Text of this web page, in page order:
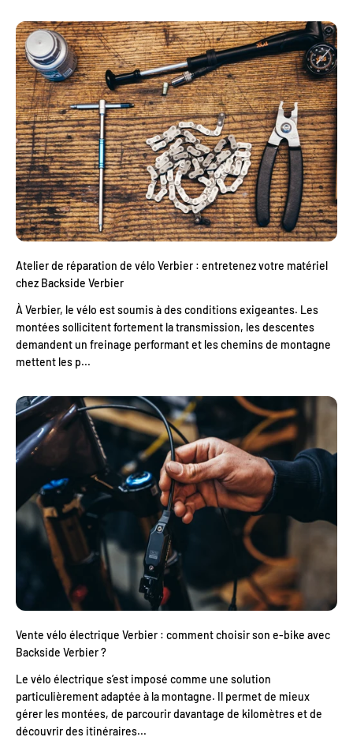
Atelier de réparation de vélo Verbier : entretenez votre matériel
chez Backside Verbier
À Verbier, le vélo est soumis à des conditions exigeantes. Les
montées sollicitent fortement la transmission, les descentes
demandent un freinage performant et les chemins de montagne
mettent les p...
Vente vélo électrique Verbier : comment choisir son e-bike avec
Backside Verbier ?
Le vélo électrique s’est imposé comme une solution
particulièrement adaptée à la montagne. Il permet de mieux
gérer les montées, de parcourir davantage de kilomètres et de
découvrir des itinéraires...